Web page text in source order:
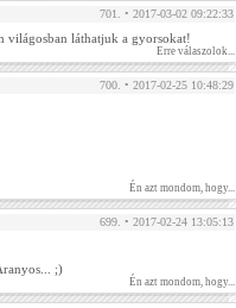
701. • 2017-03-02 09:22:33
világosban láthatjuk a gyorsokat!
Erre válaszolok...
700. • 2017-02-25 10:48:29
Én azt mondom, hogy...
699. • 2017-02-24 13:05:13
;)
Én azt mondom, hogy...